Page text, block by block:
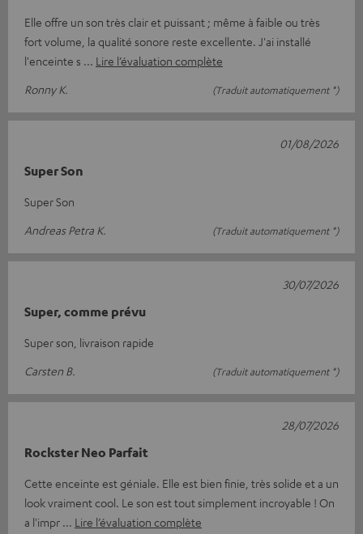
Elle offre un son très clair et puissant ; même à faible ou très
fort volume, la qualité sonore reste excellente. J'ai installé
l'enceinte s
Lire l’évaluation complète
Ronny K.
(Traduit automatiquement *)
Super Son
Super Son
Andreas Petra K.
(Traduit automatiquement *)
01/08/2026
Super, comme prévu
Super son, livraison rapide
Carsten B.
(Traduit automatiquement *)
30/07/2026
Rockster Neo Parfait
Cette enceinte est géniale. Elle est bien finie, très solide et a un
look vraiment cool. Le son est tout simplement incroyable ! On
a l'impr
Lire l’évaluation complète
28/07/2026